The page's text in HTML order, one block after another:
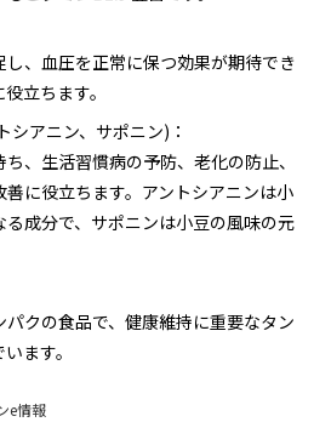
、血圧を正常に保つ効果が期待でき
立ちます。
シアニン、サポニン)：
、生活習慣病の予防、老化の防止、
に役立ちます。アントシアニンは小
成分で、サポニンは小豆の風味の元
クの食品で、健康維持に重要なタン
ます。
e情報